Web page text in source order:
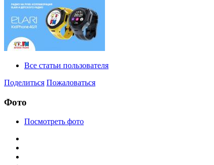
Все статьи пользователя
Поделиться Пожаловаться
Фото
Посмотреть фото